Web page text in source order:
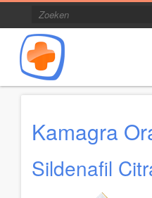
Kamagra
Sildenafil